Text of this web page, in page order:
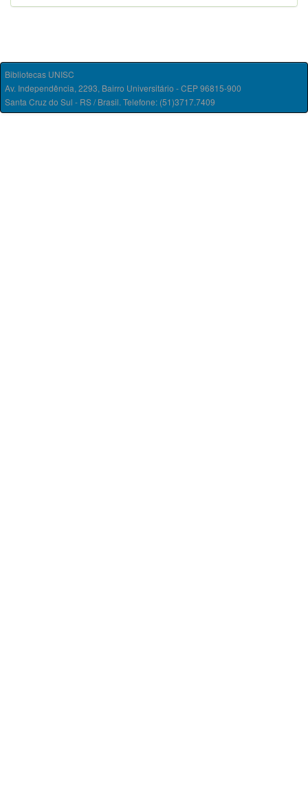
Bibliotecas UNISC
Av. Independência, 2293, Bairro Universitário - CEP 96815-900
Santa Cruz do Sul - RS / Brasil. Telefone: (51)3717.7409